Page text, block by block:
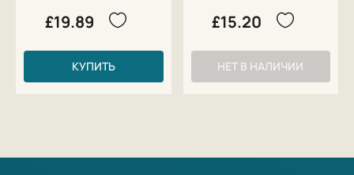
£19.89
КУПИТЬ
£15.20
НЕТ В НАЛИЧИИ